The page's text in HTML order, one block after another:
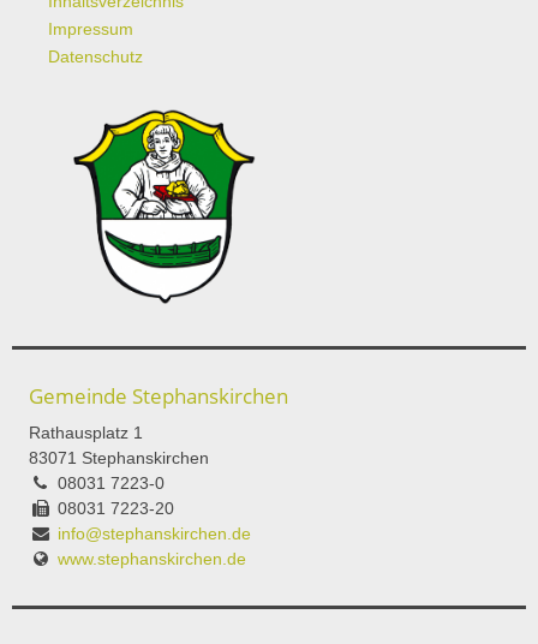
Impressum
Datenschutz
Gemeinde Stephanskirchen
Rathausplatz 1
83071 Stephanskirchen
08031 7223-0
08031 7223-20
info@stephanskirchen.de
www.stephanskirchen.de